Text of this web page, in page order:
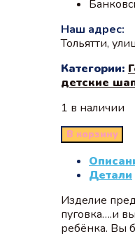
Наш адрес:
Тольятти,
Категории:
детские
1 в наличии
В корзину
Детали
Изделие
пуговка….и
ребёнка. Вы